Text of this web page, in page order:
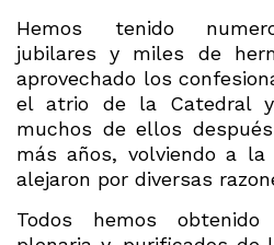
Hemos tenido
jubilares y miles de
aprovechado los
el atrio de la Catedral
muchos de ellos
más años, volviendo a
alejaron por diversas
Todos hemos